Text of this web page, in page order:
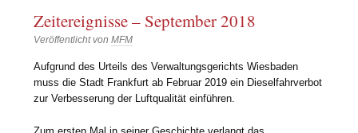
Zeitereignisse – September 2018
Veröffentlicht vonMFM
Aufgrund des Urteils des Verwaltungsgerichts Wiesbaden
muss die Stadt Frankfurt ab Februar 2019 ein Dieselfahrverbot
zur Verbesserung der Luftqualität einführen.